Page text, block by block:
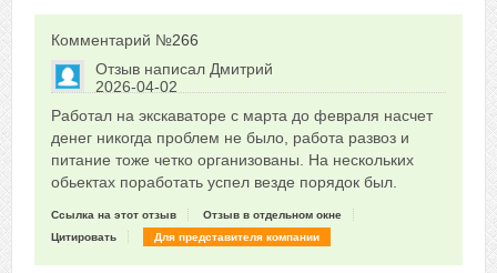
Комментарий №266
Отзыв написал Дмитрий
2026-04-02
0
Сказать друзьям об отзыве
Работал на экскаваторе с марта до февраля насчет
денег никогда проблем не было, работа развоз и
питание тоже четко организованы. На нескольких
обьектах поработать успел везде порядок был.
Ссылка на этот отзыв
Отзыв в отдельном окне
Цитировать
Для представителя компании